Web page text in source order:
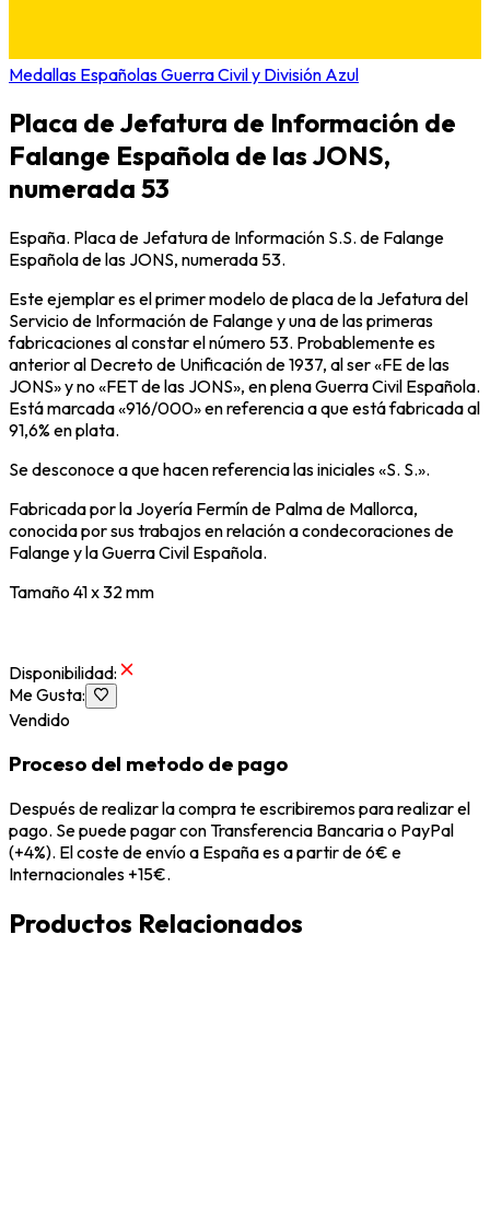
Medallas Españolas Guerra Civil y División Azul
Placa de Jefatura de Información de
Falange Española de las JONS,
numerada 53
España. Placa de Jefatura de Información S.S. de Falange
Española de las JONS, numerada 53.
Este ejemplar es el primer modelo de placa de la Jefatura del
Servicio de Información de Falange y una de las primeras
fabricaciones al constar el número 53. Probablemente es
anterior al Decreto de Unificación de 1937, al ser «FE de las
JONS» y no «FET de las JONS», en plena Guerra Civil Española.
Está marcada «916/000» en referencia a que está fabricada al
91,6% en plata.
Se desconoce a que hacen referencia las iniciales «S. S.».
Fabricada por la Joyería Fermín de Palma de Mallorca,
conocida por sus trabajos en relación a condecoraciones de
Falange y la Guerra Civil Española.
Tamaño 41 x 32 mm
Disponibilidad:
Me Gusta:
Vendido
Proceso del metodo de pago
Después de realizar la compra te escribiremos para realizar el
pago. Se puede pagar con Transferencia Bancaria o PayPal
(+4%). El coste de envío a España es a partir de 6€ e
Internacionales +15€.
Productos Relacionados